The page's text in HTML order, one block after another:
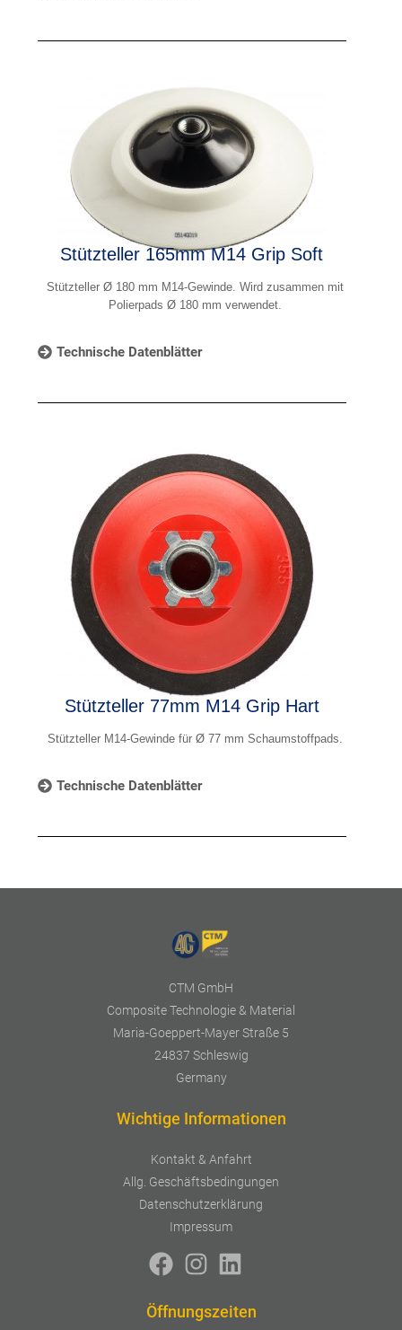
Stützteller 165mm M14 Grip Soft
Stützteller Ø 180 mm M14-Gewinde. Wird zusammen mit
Polierpads Ø 180 mm verwendet.
Technische Datenblätter
Stützteller 77mm M14 Grip Hart
Stützteller M14-Gewinde für Ø 77 mm Schaumstoffpads.
Technische Datenblätter
CTM GmbH
Composite Technologie & Material
Maria-Goeppert-Mayer Straße 5
24837 Schleswig
Germany
Wichtige Informationen
Kontakt & Anfahrt
Allg. Geschäftsbedingungen
Datenschutzerklärung
Impressum
Öffnungszeiten